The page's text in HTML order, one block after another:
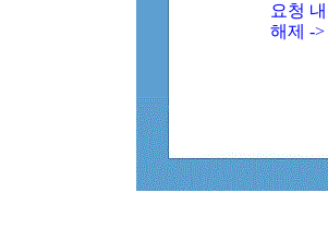
요청
해제 -